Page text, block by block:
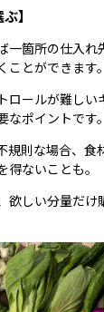
】
一箇所の仕入れ
とができます。
ロールが難し
ポイントです。
規則な場合、食
ないことも。
欲しい分量だけ